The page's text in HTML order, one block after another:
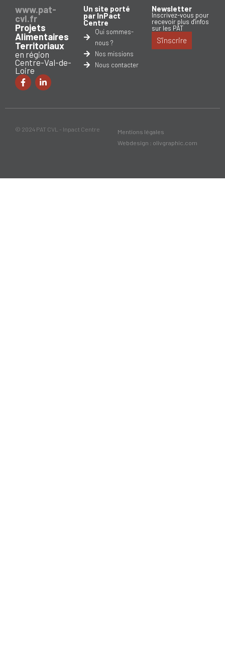
www.pat-
cvl.fr
Projets
Alimentaires
Territoriaux
en région
Centre-Val-de-
Loire
Un site porté
par InPact
Centre
Qui sommes-
nous ?
Nos missions
Nous contacter
Newsletter
Inscrivez-vous pour
recevoir plus d'infos
sur les PAT
S'inscrire
© 2024 PAT CVL - Inpact Centre
Mentions légales
Webdesign : olivgraphic.com